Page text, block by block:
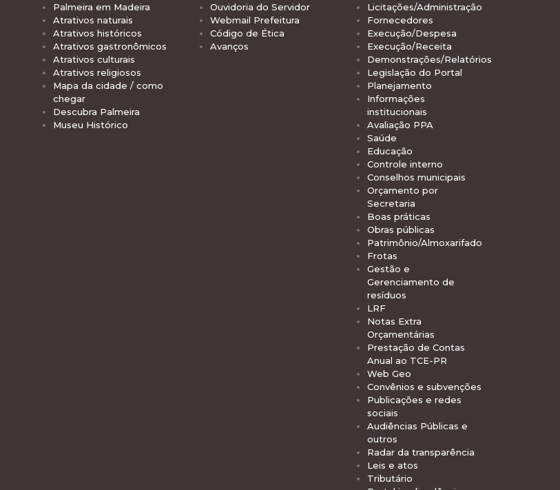
Palmeira em Madeira
Atrativos naturais
Atrativos históricos
Atrativos gastronômicos
Atrativos culturais
Atrativos religiosos
Mapa da cidade / como
chegar
Descubra Palmeira
Museu Histórico
Ouvidoria do Servidor
Webmail Prefeitura
Código de Ética
Avanços
Licitações/Administração
Fornecedores
Execução/Despesa
Execução/Receita
Demonstrações/Relatórios
Legislação do Portal
Planejamento
Informações
institucionais
Avaliação PPA
Saúde
Educação
Controle interno
Conselhos municipais
Orçamento por
Secretaria
Boas práticas
Obras públicas
Patrimônio/Almoxarifado
Frotas
Gestão e
Gerenciamento de
resíduos
LRF
Notas Extra
Orçamentárias
Prestação de Contas
Anual ao TCE-PR
Web Geo
Convênios e subvenções
Publicações e redes
sociais
Audiências Públicas e
outros
Radar da transparência
Leis e atos
Tributário